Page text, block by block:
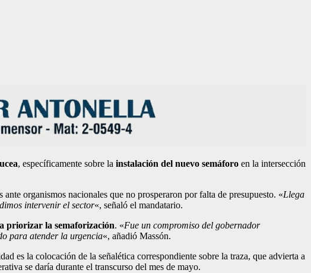
, específicamente sobre la instalación del nuevo semáforo en la intersección
ante organismos nacionales que no prosperaron por falta de presupuesto. «Llega
intervenir el sector«, señaló el mandatario.
a priorizar la semaforización. «Fue un compromiso del gobernador
para atender la urgencia«, añadió Massón.
es la colocación de la señalética correspondiente sobre la traza, que advierta a
se daría durante el transcurso del mes de mayo.